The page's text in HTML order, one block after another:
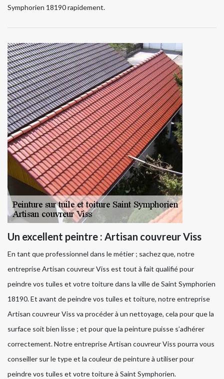
Symphorien 18190 rapidement.
Un excellent peintre : Artisan couvreur Viss
En tant que professionnel dans le métier ; sachez que, notre
entreprise Artisan couvreur Viss est tout à fait qualifié pour
peindre vos tuiles et votre toiture dans la ville de Saint Symphorien
18190. Et avant de peindre vos tuiles et toiture, notre entreprise
Artisan couvreur Viss va procéder à un nettoyage, cela pour que la
surface soit bien lisse ; et pour que la peinture puisse s’adhérer
correctement. Notre entreprise Artisan couvreur Viss pourra vous
conseiller sur le type et la couleur de peinture à utiliser pour
peindre vos tuiles et votre toiture à Saint Symphorien.